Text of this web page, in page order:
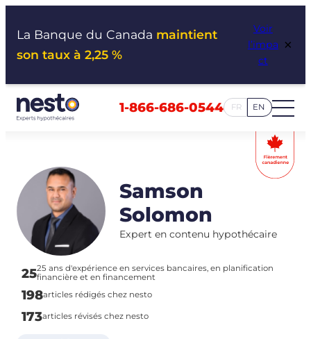
La Banque du Canada maintient
son taux à 2,25 %
Voir
l’impa
ct
×
1-866-686-0544 FR EN
Samson
Solomon
Expert en contenu hypothécaire
2525 ans d'expérience en services bancaires, en planification
financière et en financement
198articles rédigés chez nesto
173articles révisés chez nesto